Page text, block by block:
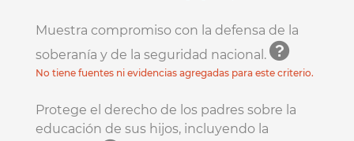
Muestra compromiso con la defensa de la
soberanía y de la seguridad nacional.
No tiene fuentes ni evidencias agregadas para este criterio.
Protege el derecho de los padres sobre la
educación de sus hijos, incluyendo la